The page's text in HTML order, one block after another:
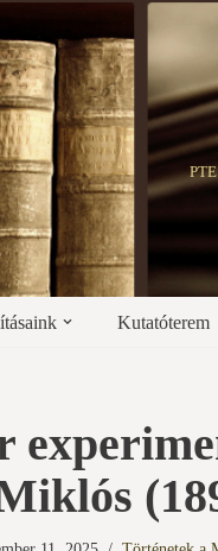
Kutatóterem